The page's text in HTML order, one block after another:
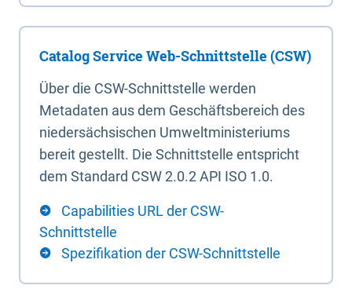
Catalog Service Web-Schnittstelle (CSW)
Über die CSW-Schnittstelle werden
Metadaten aus dem Geschäftsbereich des
niedersächsischen Umweltministeriums
bereit gestellt. Die Schnittstelle entspricht
dem Standard CSW 2.0.2 API ISO 1.0.
Capabilities URL der CSW-
Schnittstelle
Spezifikation der CSW-Schnittstelle